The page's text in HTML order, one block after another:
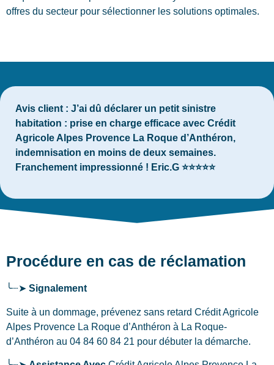
offres du secteur pour sélectionner les solutions optimales.
Avis client : J’ai dû déclarer un petit sinistre
habitation : prise en charge efficace avec Crédit
Agricole Alpes Provence La Roque d’Anthéron,
indemnisation en moins de deux semaines.
Franchement impressionné ! Eric.G ⭐⭐⭐⭐⭐
Procédure en cas de réclamation
╰┈➤ Signalement
Suite à un dommage, prévenez sans retard Crédit Agricole
Alpes Provence La Roque d’Anthéron à La Roque-
d’Anthéron au 04 84 60 84 21 pour débuter la démarche.